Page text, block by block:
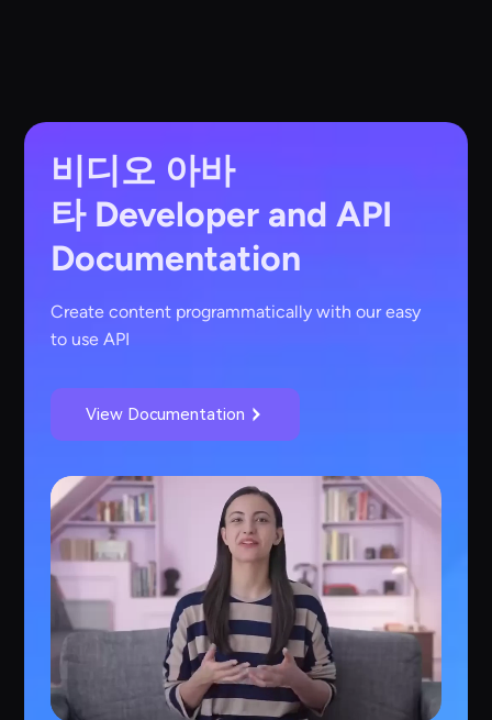
비디오 아바
타Developer and API
Documentation
Create content programmatically with our easy
to use API
View Documentation